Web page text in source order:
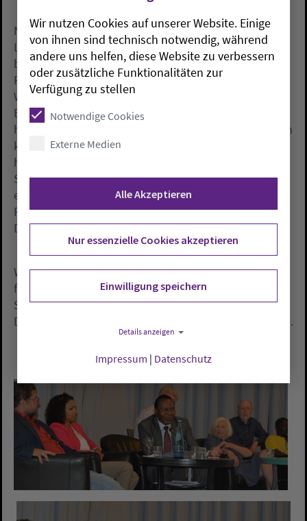
Nicht nur für das Handwerk, auch für die
Landwirtschaft müsse die Jugend in Uganda wieder
begeistert werden, so ein Plädoyer aus dem
Publikum. Die Menschen dort brauchen keine
Wohltaten von außen  sie müssen ein neues
Bewusstsein dafür bekommen, welche Chancen sie
haben und wie sie ihr eigenes Land wieder entwickeln
können, meinte eine weitere Besucherin. Wir haben
heute Abend  wie so häufig  darüber diskutiert, was
Staaten machen können, meinte Ralf Classen in
einem Schlusswort. Nicht darüber, welch ein
Potenzial in den Kindern und Jugendlichen steckt.
Das müssen wir viel mehr in den Blick nehmen.
Wieviel Kraft und Selbstbewusstsein Kulturprojekte
für Kinder freisetzen können, zeigt die
SosolyaUgundu Dance Academy in ihrem Konzert am
Donnerstag, 16. Juli, um 19 Uhr in der IGS Flötenteich.
Wir nutzen Cookies auf unserer Website. Einige
von ihnen sind technisch notwendig, während
andere uns helfen, diese Website zu verbessern
oder zusätzliche Funktionalitäten zur
Verfügung zu stellen
Notwendige Cookies
Externe Medien
Alle Akzeptieren
Nur essenzielle Cookies akzeptieren
Einwilligung speichern
Details anzeigen
Impressum | Datenschutz